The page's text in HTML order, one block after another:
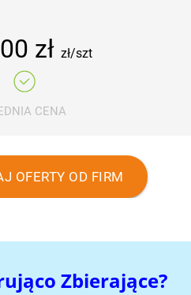
zł zł/szt
CENA
OFERTY OD FIRM
Zbierające?